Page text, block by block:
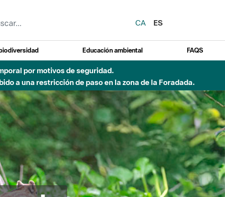
CA
ES
Educación ambiental FAQS
por motivos de seguridad.
a una restricción de paso en la zona de la Foradada.